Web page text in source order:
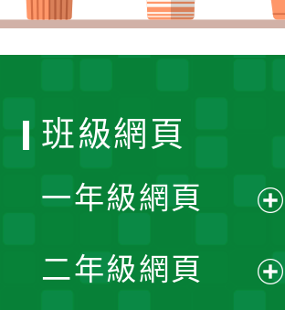
班級網頁
一年級網頁
開
二年級網頁